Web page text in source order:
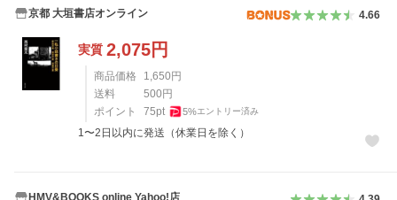
京都 大垣書店オンライン 4.66
実質 2,075円
商品価格 1,650 円
送料
500 円
ポイント
75pt 5%エントリー済み
1〜2日以内に発送（休業日を除く）
HMV&BOOKS online Yahoo!店